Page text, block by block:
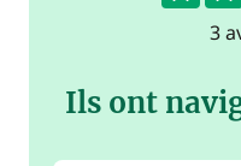
3
Ils ont